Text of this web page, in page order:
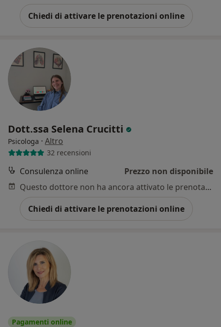
Chiedi di attivare le prenotazioni online
Dott.ssa Selena Crucitti
Psicologa · Altro
32 recensioni
Consulenza online
Prezzo non disponibile
Questo dottore non ha ancora attivato le prenotazioni online presso questo indirizzo.
Chiedi di attivare le prenotazioni online
Pagamenti online